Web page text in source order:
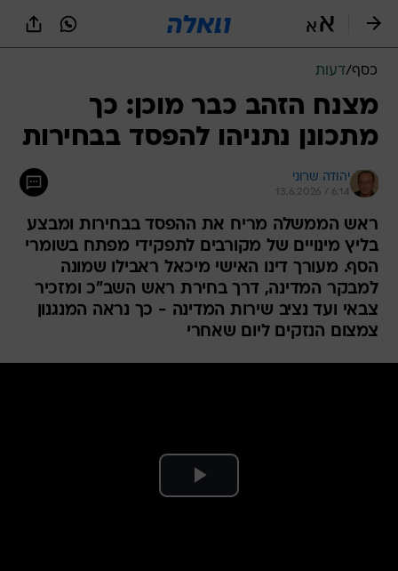
כסף/דעות
מצנח הזהב כבר מוכן: כך
מתכונן נתניהו להפסד בבחירות
יהודה שרוני
13.6.2026 / 6:14
ראש הממשלה מריח את ההפסד בבחירות ומבצע
בליץ מינויים של מקורבים לתפקידי מפתח בשומרי
הסף. מעורך דינו האישי מיכאל ראבילו שמונה
למבקר המדינה, דרך בחירת ראש השב"כ ומזכיר
צבאי ועד נציב שירות המדינה - כך נראה המנגנון
צמצום הנזקים ליום שאחרי